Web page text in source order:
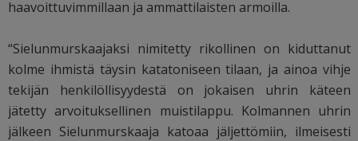
haavoittuvimmillaan ja ammattilaisten armoilla.
“Sielunmurskaajaksi nimitetty rikollinen on kiduttanut
kolme ihmistä täysin katatoniseen tilaan, ja ainoa vihje
tekijän henkilöllisyydestä on jokaisen uhrin käteen
jätetty arvoituksellinen muistilappu. Kolmannen uhrin
jälkeen Sielunmurskaaja katoaa jäljettömiin, ilmeisesti